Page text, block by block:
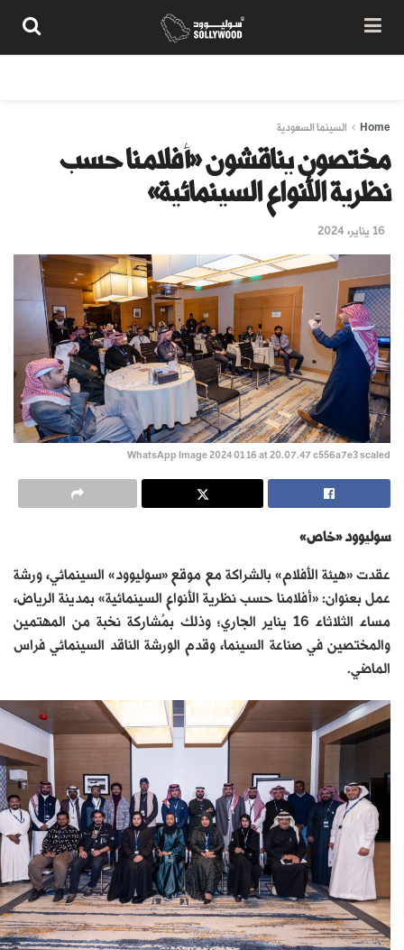
Home السينما السعودية
مختصون يناقشون «أفلامنا حسب
نظرية الأنواع السينمائية»
16 يناير، 2024
WhatsApp Image 2024 01 16 at 20.07.47 c556a7e3 scaled
سوليوود «خاص»
عقدت «هيئة الأفلام» بالشراكة مع موقع «سوليوود» السينمائي، ورشة
عمل بعنوان: «أفلامنا حسب نظرية الأنواع السينمائية» بمدينة الرياض،
مساء الثلاثاء 16 يناير الجاري؛ وذلك بمُشاركة نخبة من المهتمين
والمختصين في صناعة السينما، وقدم الورشة الناقد السينمائي فراس
الماضي.